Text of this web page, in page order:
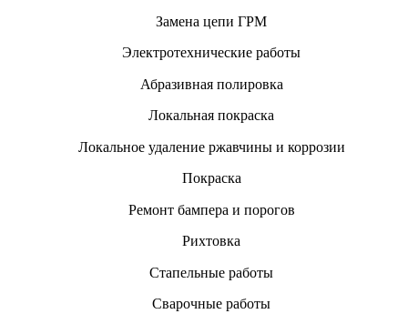
Замена цепи ГРМ
Электротехнические работы
Абразивная полировка
Локальная покраска
Локальное удаление ржавчины и коррозии
Покраска
Ремонт бампера и порогов
Рихтовка
Стапельные работы
Сварочные работы